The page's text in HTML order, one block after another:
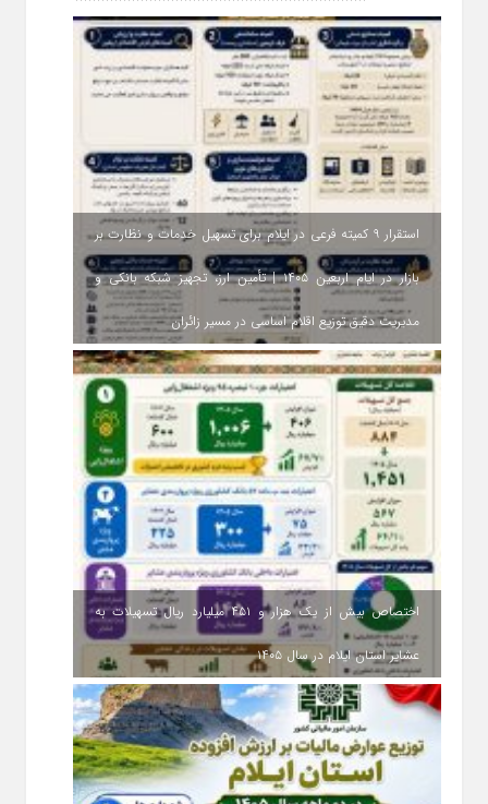
استقرار ۹ کمیته فرعی در ایلام برای تسهیل خدمات و نظارت بر
بازار در ایام اربعین ۱۴۰۵ | تأمین ارز، تجهیز شبکه بانکی و
مدیریت دقیق توزیع اقلام اساسی در مسیر زائران
اختصاص بیش از یک هزار و ۴۵۱ میلیارد ریال تسهیلات به
عشایر استان ایلام در سال ۱۴۰۵